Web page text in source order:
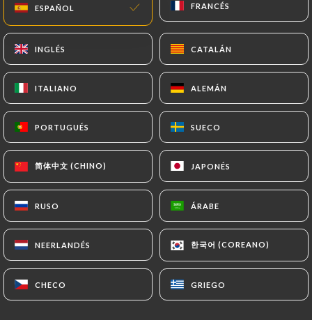
ESPAÑOL FRANCÉS
INGLÉS CATALÁN
ITALIANO ALEMÁN
PORTUGUÉS SUECO
简体中文 (CHINO) JAPONÉS
RUSO ÁRABE
NEERLANDÉS 한국어 (COREANO)
CHECO GRIEGO
ESPAÑOL FRANCÉS
INGLÉS CATALÁN
ITALIANO ALEMÁN
PORTUGUÉS SUECO
简体中文 (CHINO) JAPONÉS
RUSO ÁRABE
NEERLANDÉS 한국어 (COREANO)
CHECO GRIEGO